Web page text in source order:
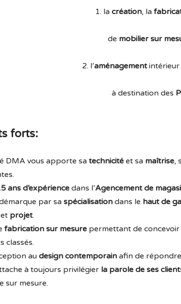
1. la création, la
de mobilier sur
2. l’aménagementintérieur
à destination des
forts:
DMA vous apporte sa technicité et sa maîtrise,
ans d’expériencedans l’Agencement de
par sa spécialisation dans le haut de
projet.
fabrication sur mesure permettant de concevoir
classés.
au design contemporain afin de
à toujours privilégier la parole de ses
sur mesure.